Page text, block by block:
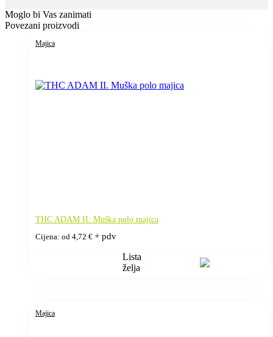
Moglo bi Vas zanimati
Povezani proizvodi
Majica
THC ADAM II. Muška polo majica
Cijena: od 4,72 € + pdv
Lista
želja
Majica